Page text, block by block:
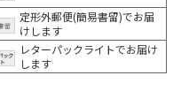
定形外郵便(簡易書留)でお届
けします
レターパックライトでお届け
します